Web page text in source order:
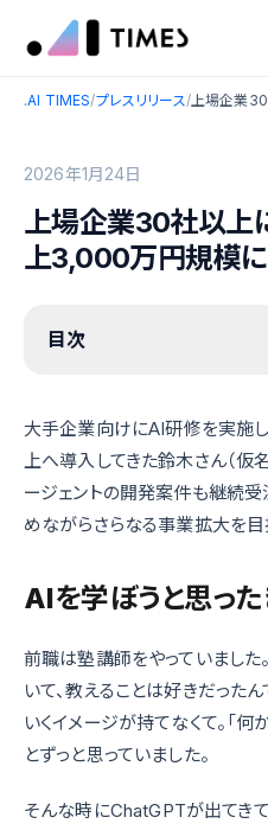
.AI TIMES/プレスリリース/
2026年1月24日
上場企業30社以上
上3,000万円規模
目次
大手企業向けにAI研修を実施
上へ導入してきた鈴木さん（仮
ージェントの開発案件も継続
めながらさらなる事業拡大を目
AIを学ぼうと思った
前職は塾講師をやっていました
いて、教えることは好きだった
いくイメージが持てなくて。「
とずっと思っていました。
そんな時にChatGPTが出てきて